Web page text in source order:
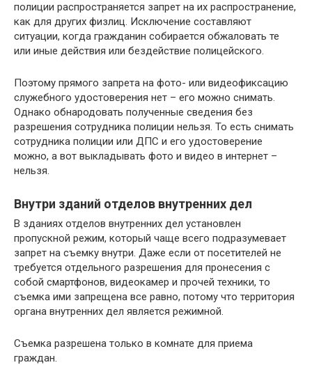
полиции распространяется запрет на их распространение,
как для других физлиц. Исключение составляют
ситуации, когда гражданин собирается обжаловать те
или иные действия или бездействие полицейского.
Поэтому прямого запрета на фото- или видеофиксацию
служебного удостоверения нет – его можно снимать.
Однако обнародовать полученные сведения без
разрешения сотрудника полиции нельзя. То есть снимать
сотрудника полиции или ДПС и его удостоверение
можно, а вот выкладывать фото и видео в интернет –
нельзя.
Внутри зданий отделов внутренних дел
В зданиях отделов внутренних дел установлен
пропускной режим, который чаще всего подразумевает
запрет на съемку внутри. Даже если от посетителей не
требуется отдельного разрешения для пронесения с
собой смартфонов, видеокамер и прочей техники, то
съемка ими запрещена все равно, потому что территория
органа внутренних дел является режимной.
Съемка разрешена только в комнате для приема
граждан.